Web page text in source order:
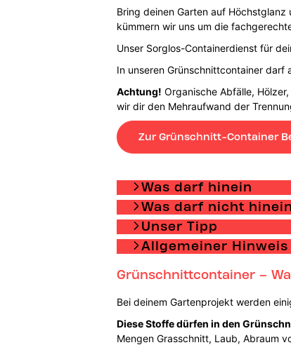
Bring deinen Garten auf
kümmern wir uns um die
Unser Sorglos-Containerdienst für
In unseren Grünschnittcontainer
Achtung! Organische Abfälle,
wir dir den Mehraufwand der
Zur Grünschnitt-Container
Was darf hinein
Was darf nicht hinein
Unser Tipp
Allgemeiner Hinweis
Grünschnittcontainer –
Bei deinem Gartenprojekt werden
Diese Stoffe dürfen in den
Mengen Grasschnitt, Laub, Abraum